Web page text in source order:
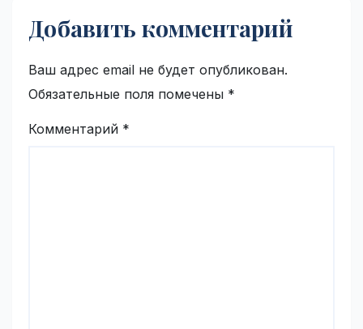
Добавить комментарий
Ваш адрес email не будет опубликован.
Обязательные поля помечены *
Комментарий *